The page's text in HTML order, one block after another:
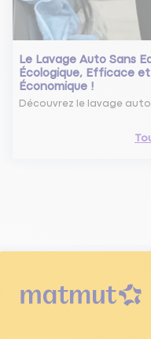
Le Lavage Auto Sans
Écologique, Efficace et
Économique !
Découvrez le lavage auto